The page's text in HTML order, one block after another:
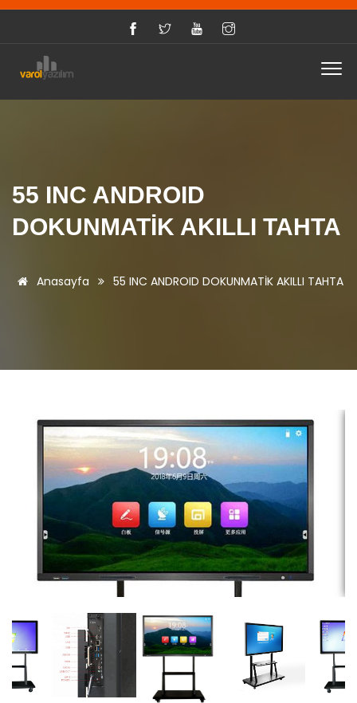
55 INC ANDROID
DOKUNMATİK AKILLI TAHTA
Anasayfa 55 INC ANDROID DOKUNMATİK AKILLI TAHTA